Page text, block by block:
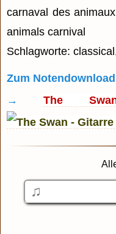
carnaval des
animals carnival
Schlagworte:
Zum
→The